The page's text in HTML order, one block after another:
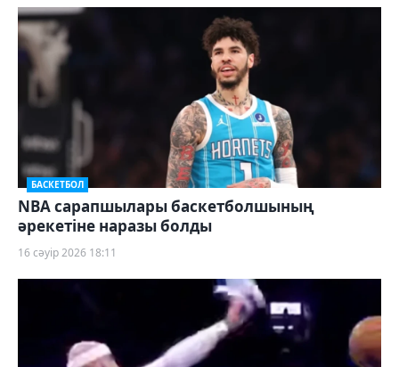
БАСКЕТБОЛ
NBA сарапшылары баскетболшының
әрекетіне наразы болды
16 сәуір 2026 18:11